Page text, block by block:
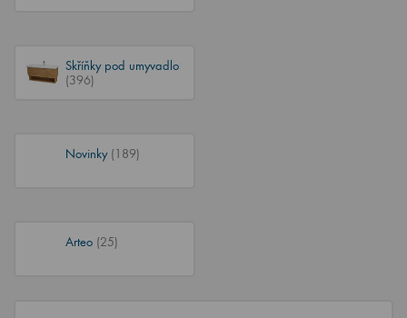
Skříňky pod umyvadlo
(396)
Novinky (189)
Arteo (25)